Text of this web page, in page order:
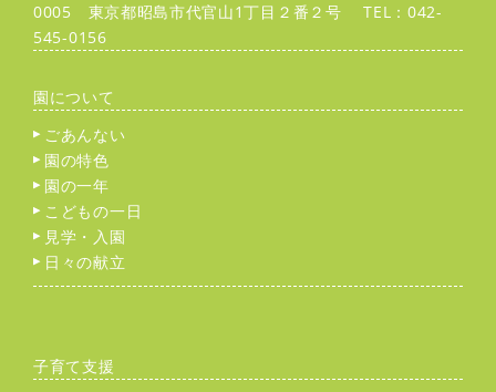
0005 東京都昭島市代官山1丁目２番２号 TEL：042-
545-0156
園について
ごあんない
園の特色
園の一年
こどもの一日
見学・入園
日々の献立
子育て支援